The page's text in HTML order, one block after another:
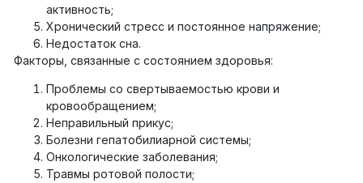
активность;
Хронический стресс и постоянное напряжение;
Недостаток сна.
Факторы, связанные с состоянием здоровья:
Проблемы со свертываемостью крови и
кровообращением;
Неправильный прикус;
Болезни гепатобилиарной системы;
Онкологические заболевания;
Травмы ротовой полости;